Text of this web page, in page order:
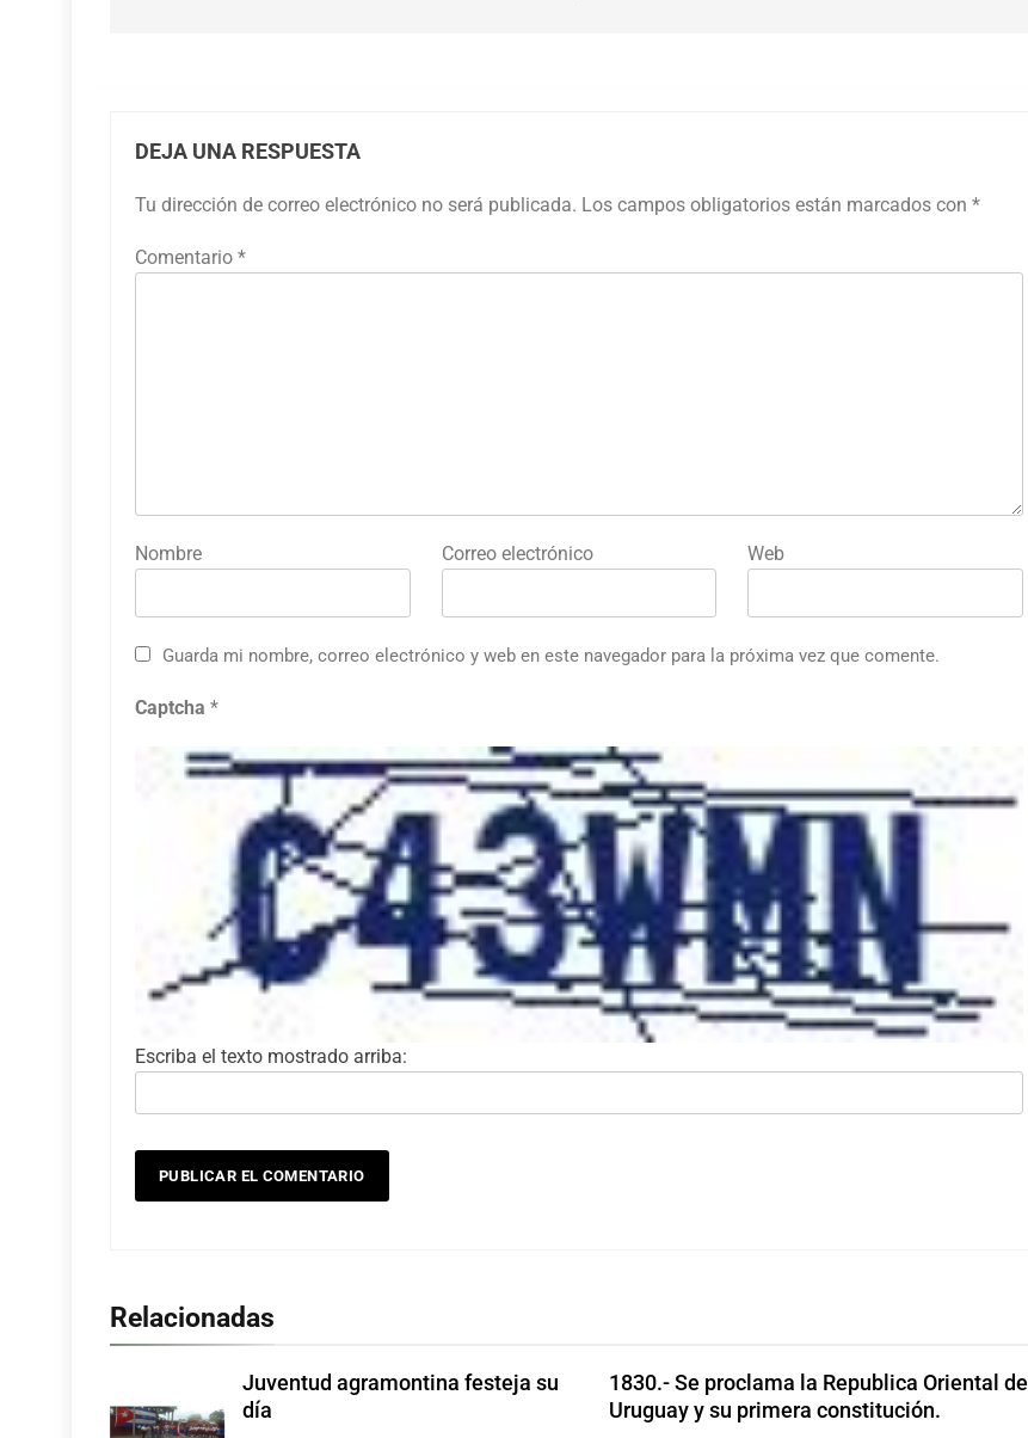
DEJA UNA RESPUESTA
Tu dirección de correo electrónico no será publicada. Los campos obligatorios están marcados con *
Comentario *
Nombre Correo electrónico Web
Guarda mi nombre, correo electrónico y web en este navegador para la próxima vez que comente.
Captcha *
Escriba el texto mostrado arriba:
Relacionadas
Juventud agramontina festeja su
día
1830.- Se proclama la Republica Oriental del
Uruguay y su primera constitución.